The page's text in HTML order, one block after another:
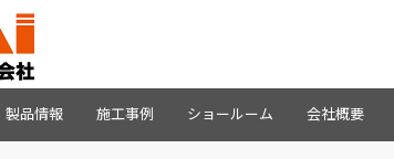
製品情報 施工事例 ショールーム 会社概要